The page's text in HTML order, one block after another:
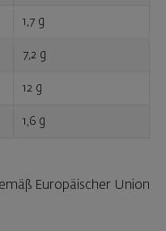
1,7 g
7,2 g
12 g
1,6 g
Europäischer Union